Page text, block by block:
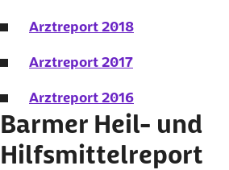
Arztreport 2018
Arztreport 2017
Arztreport 2016
Barmer Heil- und
Hilfsmittelreport